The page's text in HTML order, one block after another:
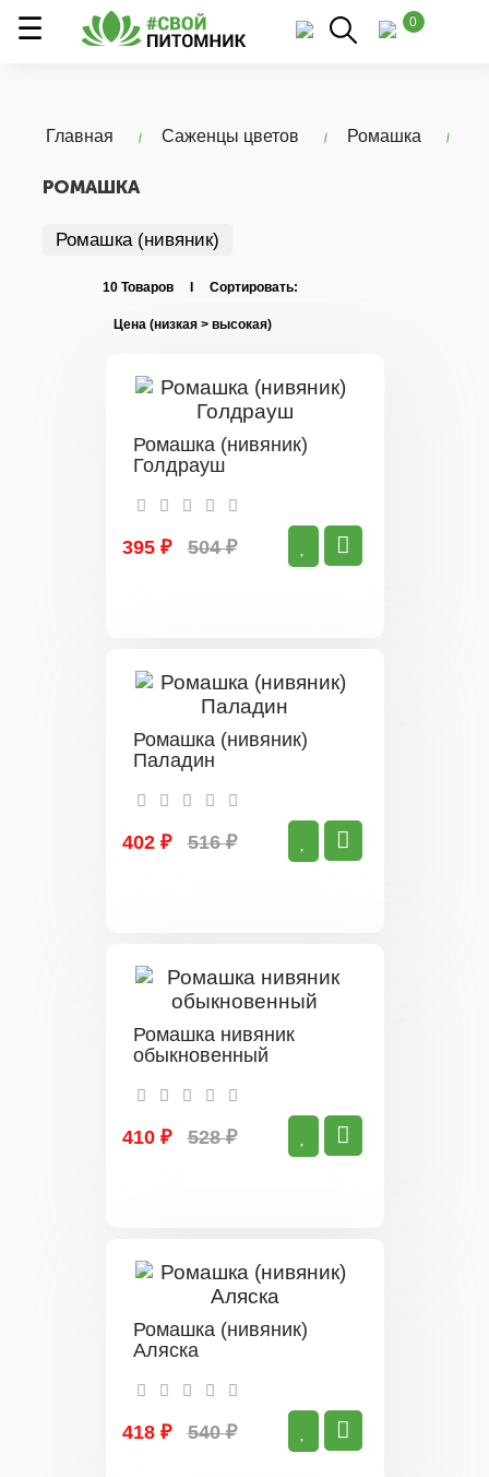
0
Главная Саженцы цветов Ромашка
РОМАШКА
Ромашка (нивяник)
10 Товаров I Сортировать:
Ромашка (нивяник)
Голдрауш
395 ₽ 504 ₽
Ромашка (нивяник)
Паладин
402 ₽ 516 ₽
Ромашка нивяник
обыкновенный
410 ₽ 528 ₽
Ромашка (нивяник)
Аляска
418 ₽ 540 ₽